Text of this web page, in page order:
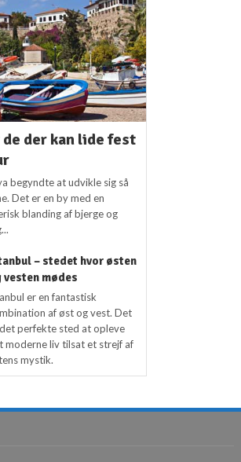
der kan lide fest
begyndte at udvikle sig så
Det er en by med en
blanding af bjerge og
– stedet hvor østen
vesten mødes
er en fantastisk
af øst og vest. Det
perfekte sted at opleve
moderne liv tilsat et strejf af
mystik.